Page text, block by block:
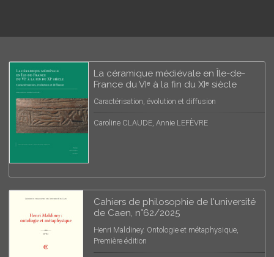
La céramique médiévale en Île-de-
France du VIᵉ à la fin du XIᵉ siècle
Caractérisation, évolution et diffusion
Caroline CLAUDE, Annie LEFÈVRE
Cahiers de philosophie de l'université
de Caen, n°62/2025
Henri Maldiney. Ontologie et métaphysique,
Première édition